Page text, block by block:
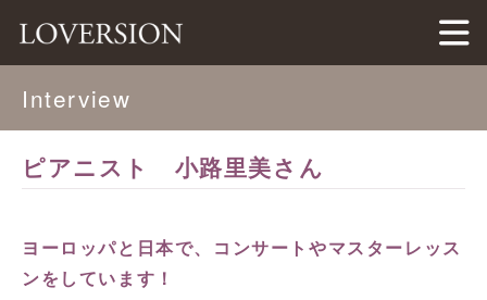
LOVERSION（ラバージョン）
Interview
ピアニスト 小路里美さん
ヨーロッパと日本で、コンサートやマスターレッス
ンをしています！